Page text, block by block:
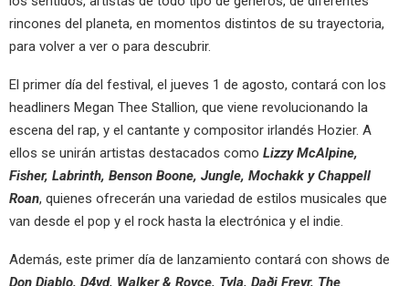
rincones del planeta, en momentos distintos de su trayectoria,
para volver a ver o para descubrir.
El primer día del festival, el jueves 1 de agosto, contará con los
headliners Megan Thee Stallion, que viene revolucionando la
escena del rap, y el cantante y compositor irlandés Hozier. A
ellos se unirán artistas destacados como Lizzy McAlpine,
Fisher, Labrinth, Benson Boone, Jungle, Mochakk y Chappell
Roan, quienes ofrecerán una variedad de estilos musicales que
van desde el pop y el rock hasta la electrónica y el indie.
Además, este primer día de lanzamiento contará con shows de
Don Diablo, D4vd, Walker & Royce, Tyla, Daði Freyr, The